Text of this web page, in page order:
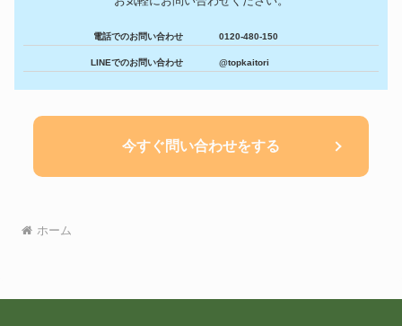
電話でのお問い合わせ 0120-480-150
LINEでのお問い合わせ @topkaitori
今すぐ問い合わせをする
ホーム